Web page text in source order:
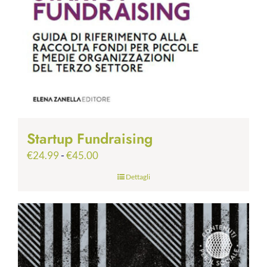
Startup Fundraising
€24.99-€45.00Fascia
€24.99
€45.00
Dettagli